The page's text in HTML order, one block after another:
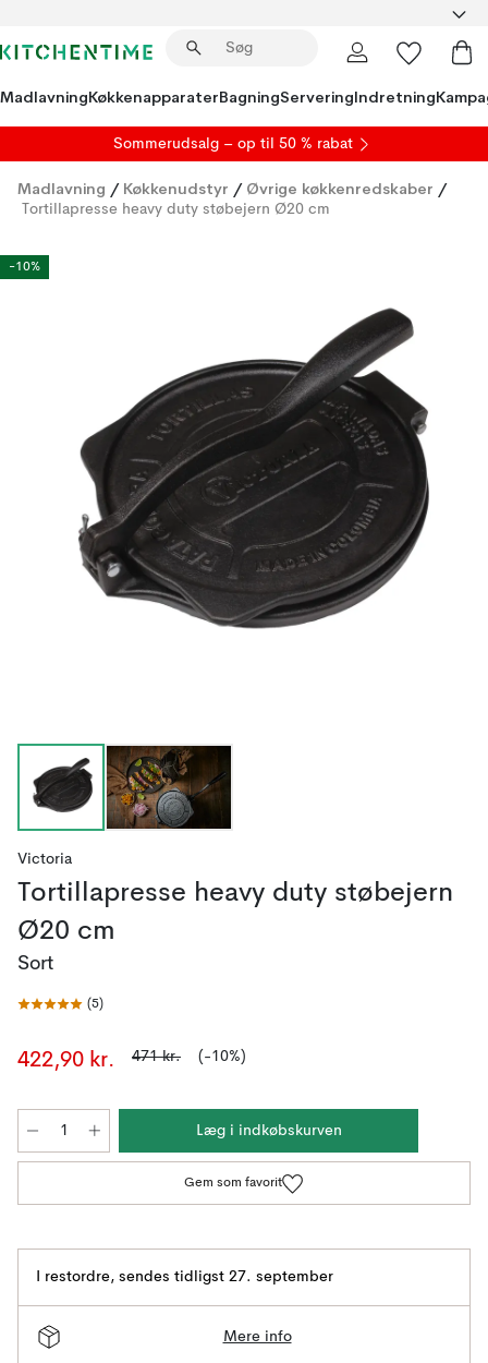
MadlavningKøkkenapparaterBagningServeringIndretning
Sommerudsalg – op til 50 % rabat
Madlavning / Køkkenudstyr / Øvrige køkkenredskaber /
Tortillapresse heavy duty støbejern Ø20 cm
-10%
Victoria
Tortillapresse heavy duty støbejern
Ø20 cm
Sort
(5)
422,90 kr. 471 kr. (-10%)
Læg i indkøbskurven
Gem som favorit
I restordre, sendes tidligst 27. september
Mere info